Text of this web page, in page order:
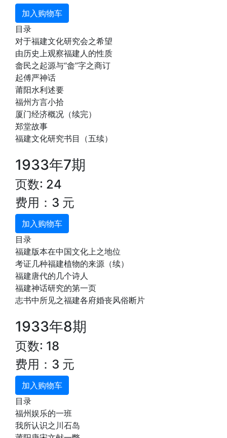
加入购物车
目录
对于福建文化研究会之希望
由历史上观察福建人的性质
畲民之起源与“畲”字之商订
起傅严神话
莆阳水利述要
福州方言小拾
厦门经济概况（续完）
郑堂故事
福建文化研究书目（五续）
1933年7期
页数: 24
费用：3 元
加入购物车
目录
福建版本在中国文化上之地位
考证几种福建植物的来源（续）
福建唐代的几个诗人
福建神话研究的第一页
志书中所见之福建各府婚丧风俗断片
1933年8期
页数: 18
费用：3 元
加入购物车
目录
福州娱乐的一班
我所认识之川石岛